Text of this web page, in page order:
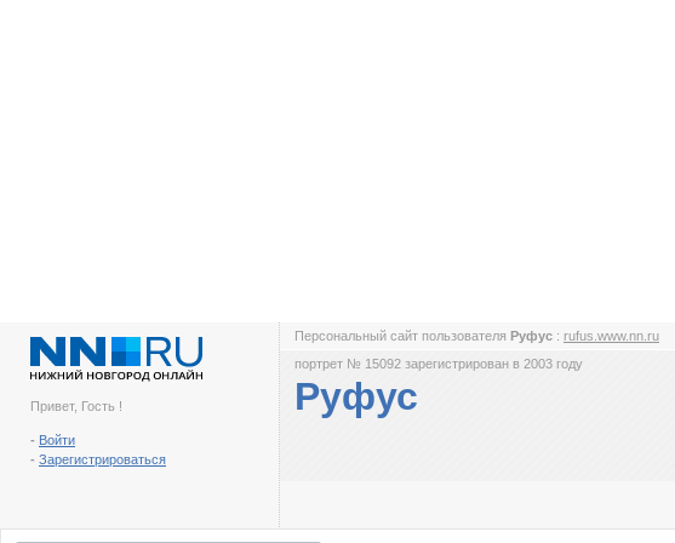
Привет, Гость !
- Войти
- Зарегистрироваться
Персональный сайт пользователя Руфус : rufus.www.nn.ru
портрет № 15092 зарегистрирован в 2003 году
Руфус